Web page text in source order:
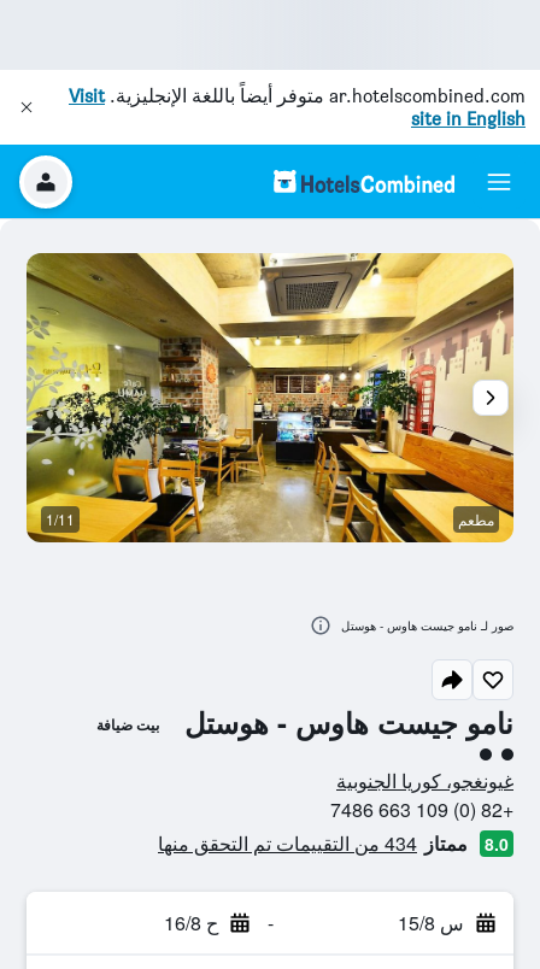
ar.hotelscombined.com متوفر أيضاً باللغة الإنجليزية.Visit
site in English
نامو جيست هاوس - هوستل بيت ضيافة
تقييم فئة 2
غيونغجو، كوريا الجنوبية
+82 (0) 109 663 7486
8.0 ممتاز 434 من التقييمات تم التحقق منها
س 15/8 - ح 16/8
مطعم 1/11
صور لـ نامو جيست هاوس - هوستل